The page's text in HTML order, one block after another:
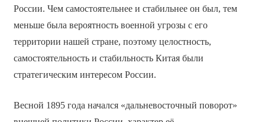
России. Чем самостоятельнее и стабильнее он был, тем
меньше была вероятность военной угрозы с его
территории нашей стране, поэтому целостность,
самостоятельность и стабильность Китая были
стратегическим интересом России.
Весной 1895 года начался «дальневосточный поворот»